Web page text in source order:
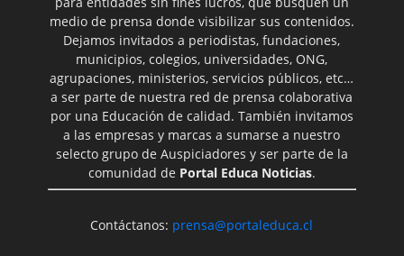
medio de prensa donde visibilizar sus contenidos.
Dejamos invitados a periodistas, fundaciones,
municipios, colegios, universidades, ONG,
agrupaciones, ministerios, servicios públicos, etc…
a ser parte de nuestra red de prensa colaborativa
por una Educación de calidad. También invitamos
a las empresas y marcas a sumarse a nuestro
selecto grupo de Auspiciadores y ser parte de la
comunidad de Portal Educa Noticias.
Contáctanos: prensa@portaleduca.cl